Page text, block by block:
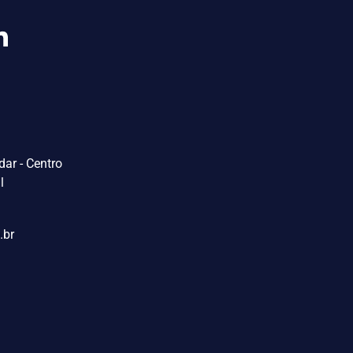
- Centro